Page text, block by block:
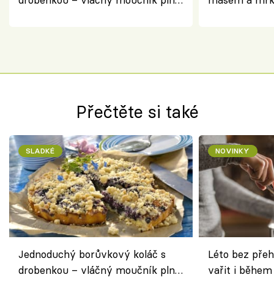
Přečtěte si také
SLADKÉ
Jednoduchý borůvkový koláč s
drobenkou – vláčný moučník plný
NOVINKY
Léto bez
vařit i